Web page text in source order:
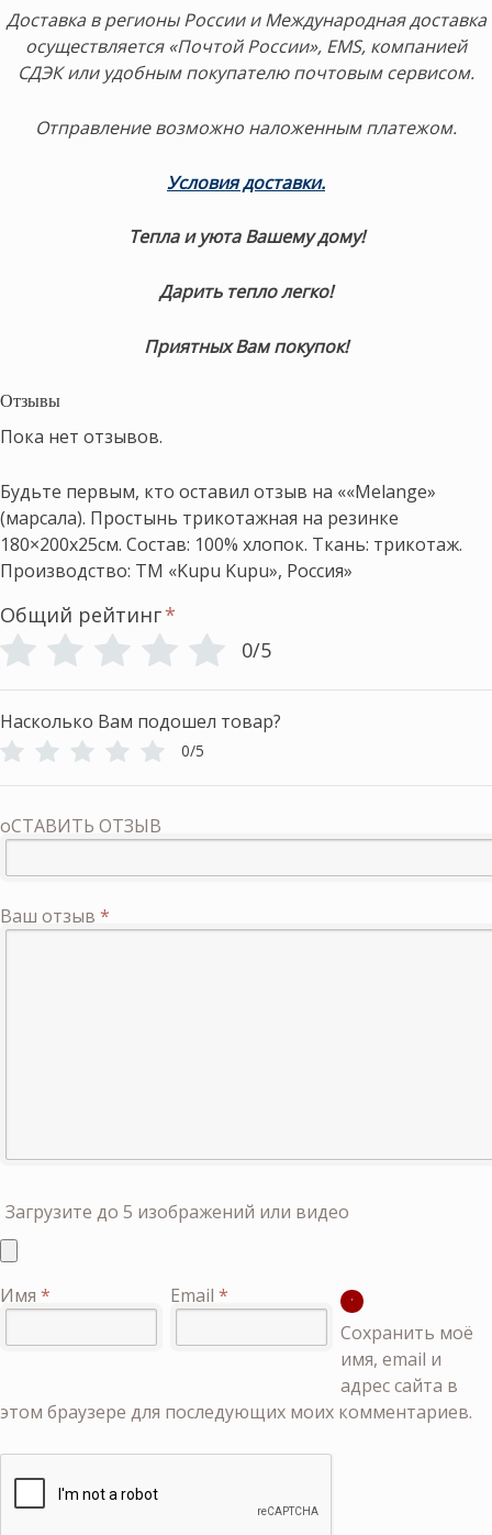
Доставка в регионы России и Международная доставка
осуществляется «Почтой России», EMS, компанией
СДЭКили удобным покупателю почтовым сервисом.
Отправление возможно наложенным платежом.
Условия доставки.
Тепла и уюта Вашему дому!
Дарить тепло легко!
Приятных Вам покупок!
Отзывы
Пока нет отзывов.
Будьте первым, кто оставил отзыв на ««Melange»
(марсала). Простынь трикотажная на резинке
180×200х25см. Состав: 100% хлопок. Ткань: трикотаж.
Производство: ТМ «Kupu Kupu», Россия»
Общий рейтинг*
0/5
Насколько Вам подошел товар?
0/5
оСТАВИТЬ ОТЗЫВ
Ваш отзыв *
Загрузите до 5 изображений или видео
Имя * Email *
Сохранить моё
имя, email и
адрес сайта в
этом браузере для последующих моих комментариев.